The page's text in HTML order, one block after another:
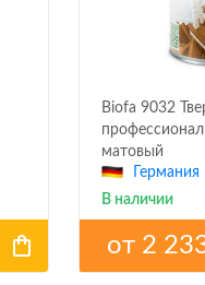
Biofa 9032
матовый
Германия
В наличии
от 2